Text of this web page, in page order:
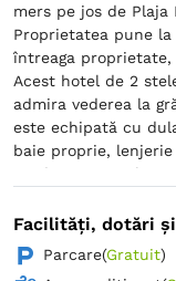
mers pe jos de
Proprietatea pune
întreaga
Acest hotel de 2
admira vederea la
este echipată cu
baie proprie,
un duș. Camerele
de 1 km de
Internaţional Mihail
Facilități, dotări
Parcare(Gratuit)